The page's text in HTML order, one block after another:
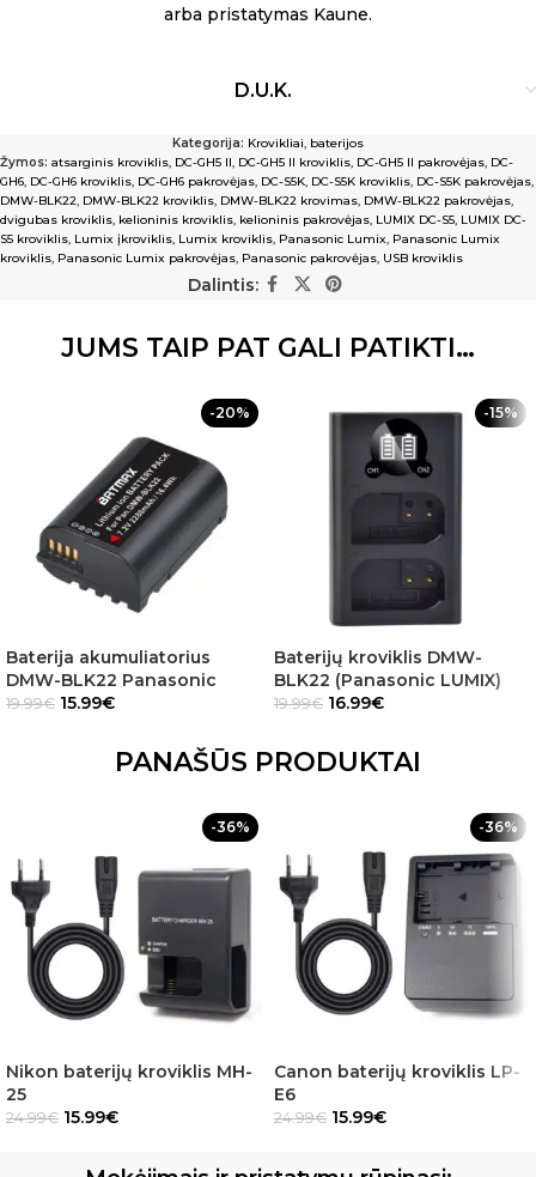
arba pristatymas Kaune.
D.U.K.
Kategorija: Krovikliai, baterijos
Žymos: atsarginis kroviklis, DC-GH5 II, DC-GH5 II kroviklis, DC-GH5 II pakrovėjas, DC-
GH6, DC-GH6 kroviklis, DC-GH6 pakrovėjas, DC-S5K, DC-S5K kroviklis, DC-S5K pakrovėjas,
DMW-BLK22, DMW-BLK22 kroviklis, DMW-BLK22 krovimas, DMW-BLK22 pakrovėjas,
dvigubas kroviklis, kelioninis kroviklis, kelioninis pakrovėjas, LUMIX DC-S5, LUMIX DC-
S5 kroviklis, Lumix įkroviklis, Lumix kroviklis, Panasonic Lumix, Panasonic Lumix
kroviklis, Panasonic Lumix pakrovėjas, Panasonic pakrovėjas, USB kroviklis
Dalintis:
JUMS TAIP PAT GALI PATIKTI…
-20%
Baterija akumuliatorius
DMW-BLK22 Panasonic
19.99€ 15.99€
-15%
Baterijų kroviklis DMW-
BLK22 (Panasonic LUMIX)
19.99€ 16.99€
PANAŠŪS PRODUKTAI
-36%
Nikon baterijų kroviklis MH-
25
24.99€ 15.99€
-36%
Canon baterijų kroviklis LP-
E6
24.99€ 15.99€